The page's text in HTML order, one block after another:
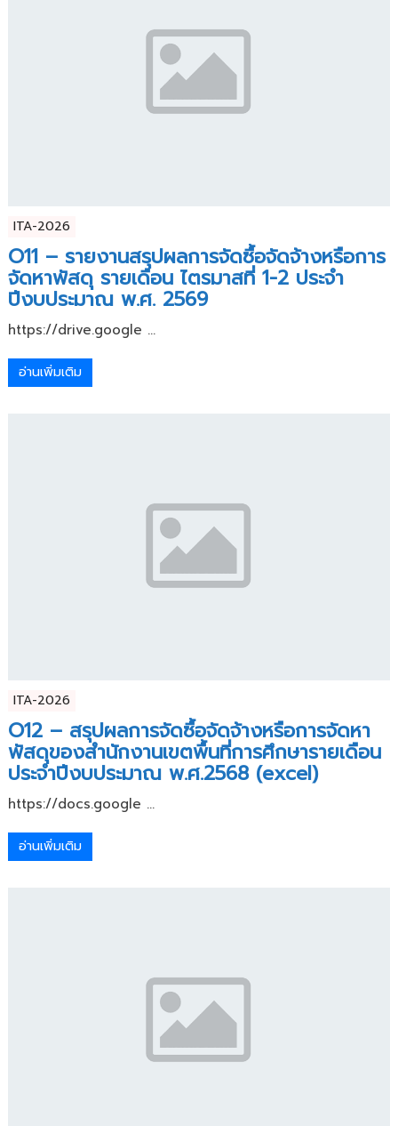
ITA-2026
O11 – รายงานสรุปผลการจัดซื้อจัดจ้างหรือการ
จัดหาพัสดุ รายเดือน ไตรมาสที่ 1-2 ประจำ
ปีงบประมาณ พ.ศ. 2569
https://drive.google ...
อ่านเพิ่มเติม
ITA-2026
O12 – สรุปผลการจัดซื้อจัดจ้างหรือการจัดหา
พัสดุของสำนักงานเขตพื้นที่การศึกษารายเดือน
ประจำปีงบประมาณ พ.ศ.2568 (excel)
https://docs.google ...
อ่านเพิ่มเติม